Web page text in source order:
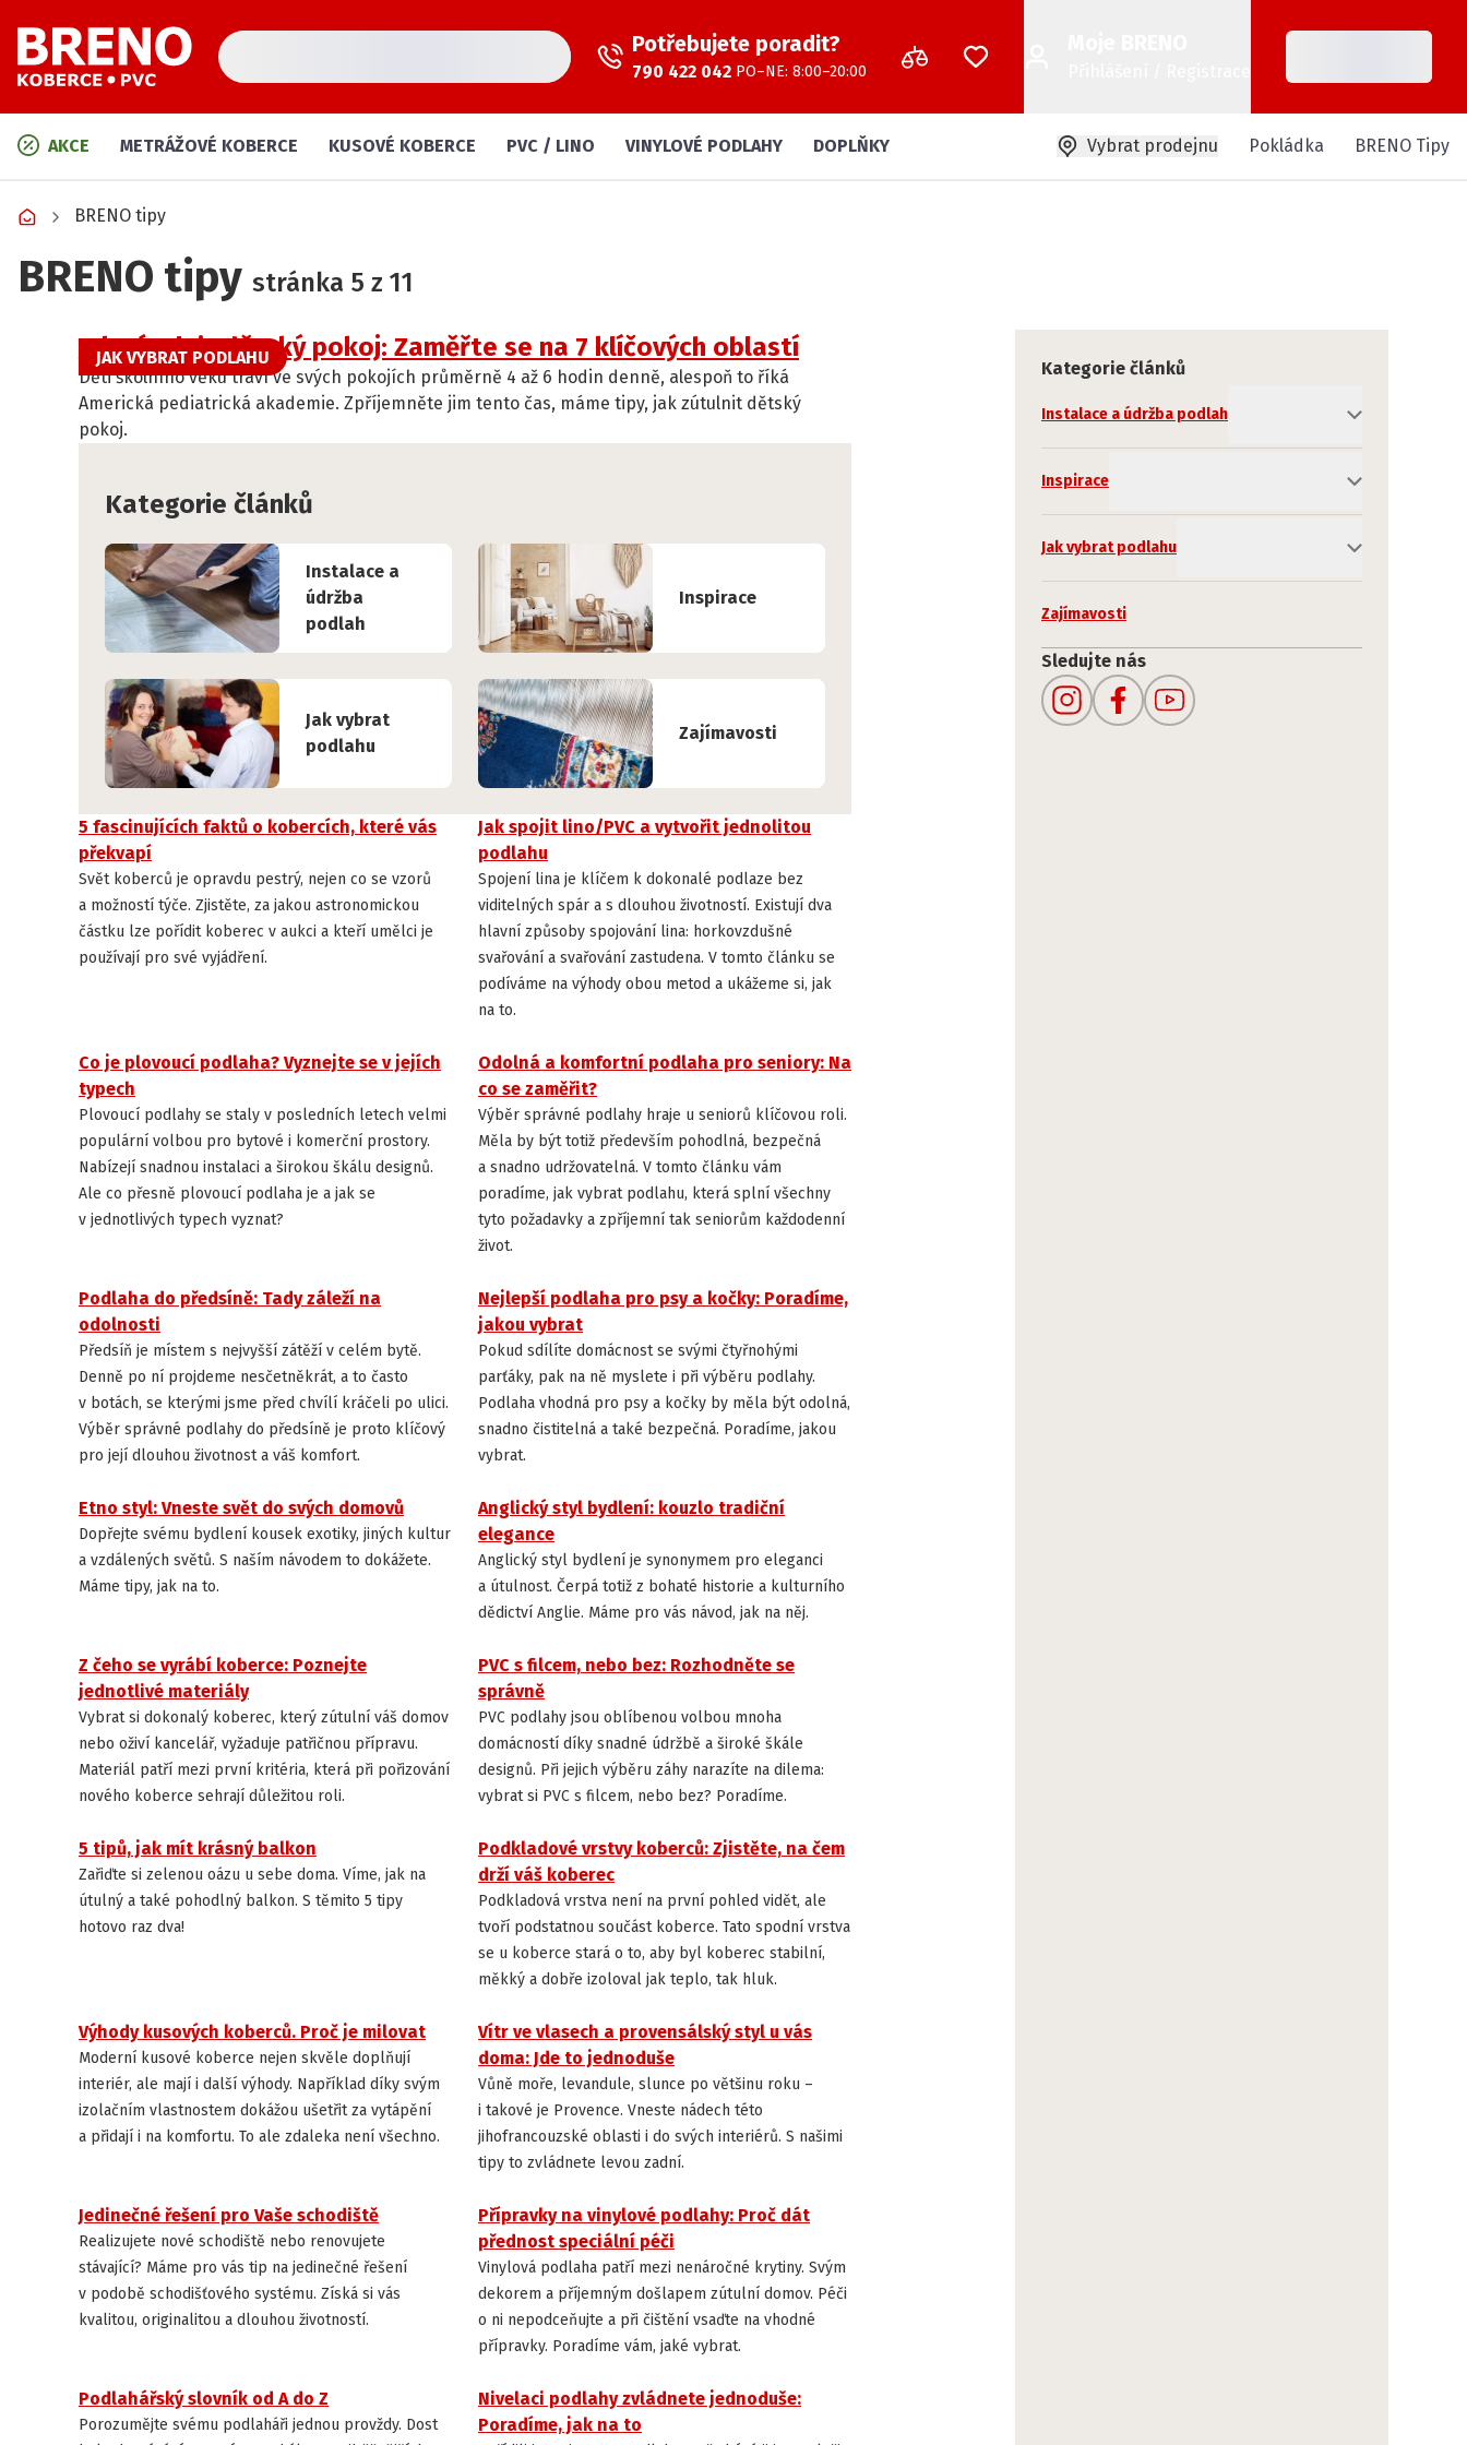
Potřebujete poradit?
790 422 042 PO–NE: 8:00–20:00
AKCE METRÁŽOVÉ KOBERCE KUSOVÉ KOBERCE PVC / LINO VINYLOVÉ PODLAHY DOPLŇKY Vybrat prodejnu Pokládka BRENO Tipy
BRENO tipy
BRENO tipy stránka 5 z 11
JAK VYBRAT PODLAHU
Jak zútulnit dětský pokoj: Zaměřte se na 7 klíčových oblastí
Děti školního věku tráví ve svých pokojích průměrně 4 až 6 hodin denně, alespoň to říká
Americká pediatrická akademie. Zpříjemněte jim tento čas, máme tipy, jak zútulnit dětský
pokoj.
Kategorie článků
Instalace a
údržba
podlah
Inspirace
Jak vybrat
podlahu
Zajímavosti
ZAJÍMAVOSTI
5 fascinujících faktů o kobercích, které vás
překvapí
Svět koberců je opravdu pestrý, nejen co se vzorů
a možností týče. Zjistěte, za jakou astronomickou
částku lze pořídit koberec v aukci a kteří umělci je
používají pro své vyjádření.
INSTALACE A ÚDRŽBA PODLAH
Jak spojit lino/PVC a vytvořit jednolitou
podlahu
Spojení lina je klíčem k dokonalé podlaze bez
viditelných spár a s dlouhou životností. Existují dva
hlavní způsoby spojování lina: horkovzdušné
svařování a svařování zastudena. V tomto článku se
podíváme na výhody obou metod a ukážeme si, jak
na to.
JAK VYBRAT PODLAHU
Co je plovoucí podlaha? Vyznejte se v jejích
typech
Plovoucí podlahy se staly v posledních letech velmi
populární volbou pro bytové i komerční prostory.
Nabízejí snadnou instalaci a širokou škálu designů.
Ale co přesně plovoucí podlaha je a jak se
v jednotlivých typech vyznat?
JAK VYBRAT PODLAHU
Odolná a komfortní podlaha pro seniory: Na
co se zaměřit?
Výběr správné podlahy hraje u seniorů klíčovou roli.
Měla by být totiž především pohodlná, bezpečná
a snadno udržovatelná. V tomto článku vám
poradíme, jak vybrat podlahu, která splní všechny
tyto požadavky a zpříjemní tak seniorům každodenní
život.
JAK VYBRAT PODLAHU
Podlaha do předsíně: Tady záleží na
odolnosti
Předsíň je místem s nejvyšší zátěží v celém bytě.
Denně po ní projdeme nesčetněkrát, a to často
v botách, se kterými jsme před chvílí kráčeli po ulici.
Výběr správné podlahy do předsíně je proto klíčový
pro její dlouhou životnost a váš komfort.
JAK VYBRAT PODLAHU
Nejlepší podlaha pro psy a kočky: Poradíme,
jakou vybrat
Pokud sdílíte domácnost se svými čtyřnohými
parťáky, pak na ně myslete i při výběru podlahy.
Podlaha vhodná pro psy a kočky by měla být odolná,
snadno čistitelná a také bezpečná. Poradíme, jakou
vybrat.
INSPIRACE
Etno styl: Vneste svět do svých domovů
Dopřejte svému bydlení kousek exotiky, jiných kultur
a vzdálených světů. S naším návodem to dokážete.
Máme tipy, jak na to.
INSPIRACE
Anglický styl bydlení: kouzlo tradiční
elegance
Anglický styl bydlení je synonymem pro eleganci
a útulnost. Čerpá totiž z bohaté historie a kulturního
dědictví Anglie. Máme pro vás návod, jak na něj.
JAK VYBRAT PODLAHU
Z čeho se vyrábí koberce: Poznejte
jednotlivé materiály
Vybrat si dokonalý koberec, který zútulní váš domov
nebo oživí kancelář, vyžaduje patřičnou přípravu.
Materiál patří mezi první kritéria, která při pořizování
nového koberce sehrají důležitou roli.
JAK VYBRAT PODLAHU
PVC s filcem, nebo bez: Rozhodněte se
správně
PVC podlahy jsou oblíbenou volbou mnoha
domácností díky snadné údržbě a široké škále
designů. Při jejich výběru záhy narazíte na dilema:
vybrat si PVC s filcem, nebo bez? Poradíme.
INSPIRACE
5 tipů, jak mít krásný balkon
Zařiďte si zelenou oázu u sebe doma. Víme, jak na
útulný a také pohodlný balkon. S těmito 5 tipy
hotovo raz dva!
JAK VYBRAT PODLAHU
Podkladové vrstvy koberců: Zjistěte, na čem
drží váš koberec
Podkladová vrstva není na první pohled vidět, ale
tvoří podstatnou součást koberce. Tato spodní vrstva
se u koberce stará o to, aby byl koberec stabilní,
měkký a dobře izoloval jak teplo, tak hluk.
INSPIRACE
Výhody kusových koberců. Proč je milovat
Moderní kusové koberce nejen skvěle doplňují
interiér, ale mají i další výhody. Například díky svým
izolačním vlastnostem dokážou ušetřit za vytápění
a přidají i na komfortu. To ale zdaleka není všechno.
INSPIRACE
Vítr ve vlasech a provensálský styl u vás
doma: Jde to jednoduše
Vůně moře, levandule, slunce po většinu roku –
i takové je Provence. Vneste nádech této
jihofrancouzské oblasti i do svých interiérů. S našimi
tipy to zvládnete levou zadní.
INSPIRACE
Jedinečné řešení pro Vaše schodiště
Realizujete nové schodiště nebo renovujete
stávající? Máme pro vás tip na jedinečné řešení
v podobě schodišťového systému. Získá si vás
kvalitou, originalitou a dlouhou životností.
INSTALACE A ÚDRŽBA PODLAH
Přípravky na vinylové podlahy: Proč dát
přednost speciální péči
Vinylová podlaha patří mezi nenáročné krytiny. Svým
dekorem a příjemným došlapem zútulní domov. Péči
o ni nepodceňujte a při čištění vsaďte na vhodné
přípravky. Poradíme vám, jaké vybrat.
JAK VYBRAT PODLAHU
Podlahářský slovník od A do Z
Porozumějte svému podlaháři jednou provždy. Dost
INSTALACE A ÚDRŽBA PODLAH
Nivelaci podlahy zvládnete jednoduše:
Poradíme, jak na to
Kategorie článků
Instalace a údržba podlah
Inspirace
Jak vybrat podlahu
Zajímavosti
Sledujte nás